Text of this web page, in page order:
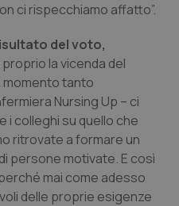
Ulcerosa
neurodegenerative
ci rispecchiamo affatto”.
del voto,
la vicenda del
momento tanto
Nursing Up – ci
i colleghi su quello che
ritrovate a formare un
persone motivate. E così
mai come adesso
delle proprie esigenze